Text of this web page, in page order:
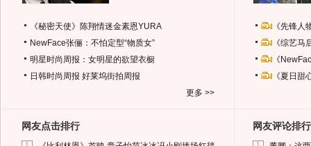
《秘密天使》陈翔情迷金素恩YURA
NewFace张俪：不怕定型“物质女”
明星时尚周报：女明星的欲望衣橱
日韩时尚周报 好莱坞街拍周报
更多 >>
《先锋
《综艺
《
《夏日
网友点击排行
1
网友评论排行
1